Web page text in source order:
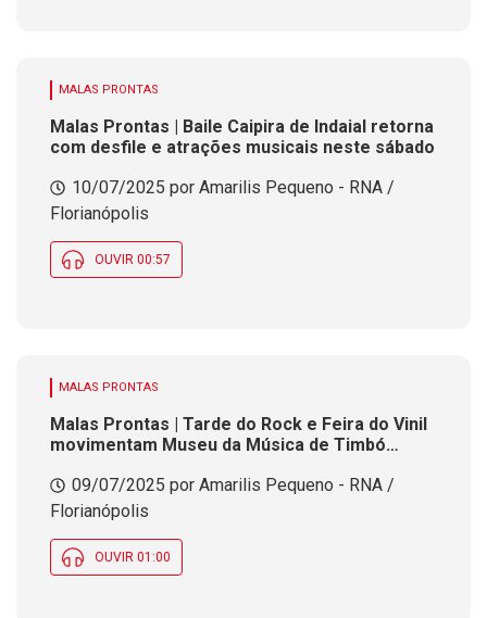
MALAS PRONTAS
Malas Prontas | Baile Caipira de Indaial retorna
com desfile e atrações musicais neste sábado
10/07/2025 por Amarilis Pequeno - RNA /
Florianópolis
OUVIR 00:57
MALAS PRONTAS
Malas Prontas | Tarde do Rock e Feira do Vinil
movimentam Museu da Música de Timbó
09/07/2025 por Amarilis Pequeno - RNA /
Florianópolis
OUVIR 01:00